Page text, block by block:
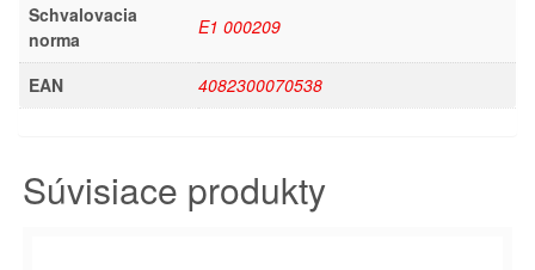
Schvalovacia
norma
E1 000209
EAN 4082300070538
Súvisiace produkty